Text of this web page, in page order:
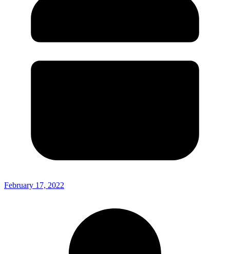
February 17, 2022